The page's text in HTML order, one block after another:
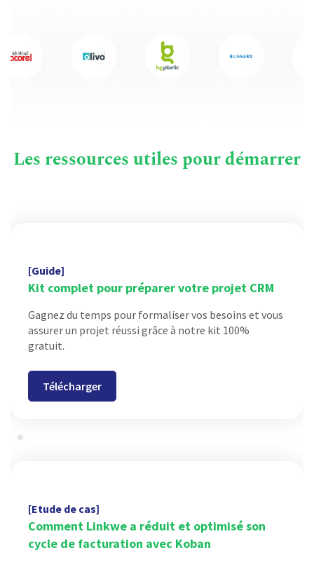
Les ressources utiles pour démarrer
[Guide]
Kit complet pour préparer votre projet CRM
Gagnez du temps pour formaliser vos besoins et vous
assurer un projet réussi grâce à notre kit 100%
gratuit.
Télécharger
[Etude de cas]
Comment Linkwe a réduit et optimisé son
cycle de facturation avec Koban